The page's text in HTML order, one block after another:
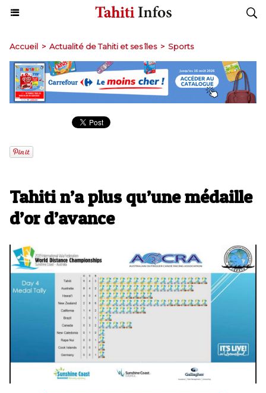
Accueil > Actualité de Tahiti et ses îles > Sports
Tahiti n’a plus qu’une médaille
d’or d’avance